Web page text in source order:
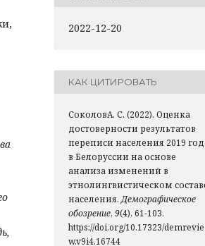
2022-12-20
КАК ЦИТИРОВАТЬ
СоколовА. С. (2022). Оценка
достоверности результатов
переписи населения 2019
в Белоруссии на основе
анализа изменений в
этнолингвистическом
населения.Демографическое
обозрение, 9(4), 61-103.
https://doi.org/10.17323/demrevie
w.v9i4.16744